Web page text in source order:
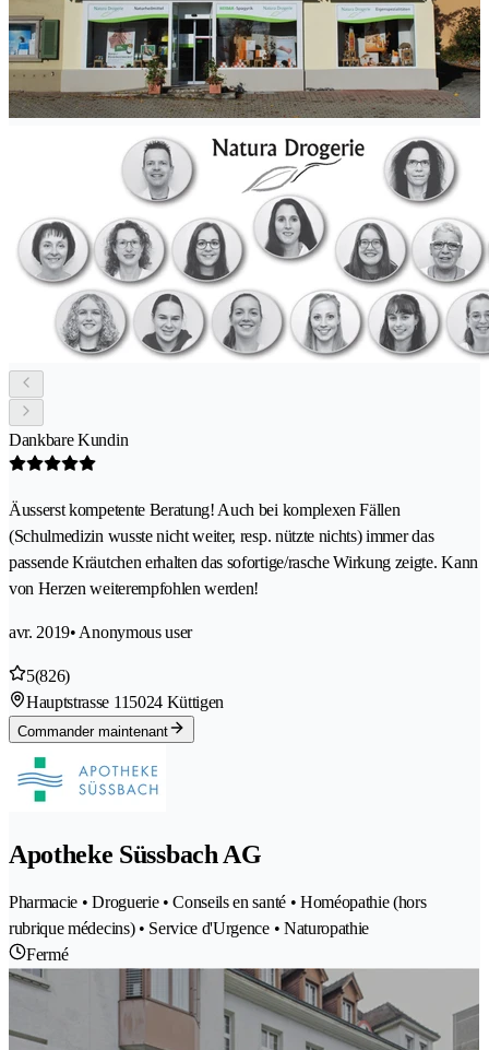
Dankbare Kundin
Äusserst kompetente Beratung! Auch bei komplexen Fällen
(Schulmedizin wusste nicht weiter, resp. nützte nichts) immer das
passende Kräutchen erhalten das sofortige/rasche Wirkung zeigte. Kann
von Herzen weiterempfohlen werden!
avr. 2019• Anonymous user
5(826)
Hauptstrasse 115024 Küttigen
Commander maintenant
Apotheke Süssbach AG
Pharmacie • Droguerie • Conseils en santé • Homéopathie (hors
rubrique médecins) • Service d'Urgence • Naturopathie
Fermé